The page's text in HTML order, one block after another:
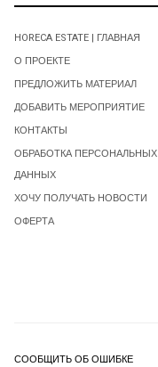
HORECA ESTATE | ГЛАВНАЯ
О ПРОЕКТЕ
ПРЕДЛОЖИТЬ МАТЕРИАЛ
ДОБАВИТЬ МЕРОПРИЯТИЕ
КОНТАКТЫ
ОБРАБОТКА ПЕРСОНАЛЬНЫХ
ДАННЫХ
ХОЧУ ПОЛУЧАТЬ НОВОСТИ
ОФЕРТА
СООБЩИТЬ ОБ ОШИБКЕ